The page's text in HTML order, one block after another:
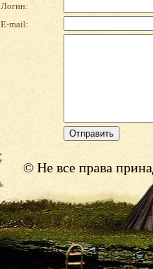
Логин:
E-mail:
© Не все права